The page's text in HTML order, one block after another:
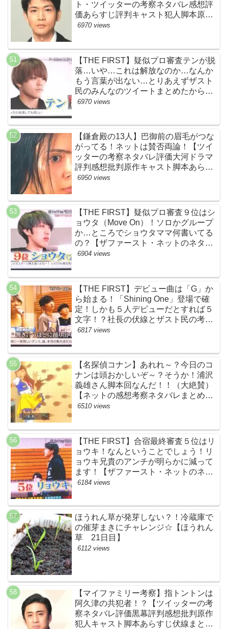
ト・ツイッターの考察ネタバレ感想評
価あらすじ評判キャスト犯人脚本原作
黒幕伏線まとめ・大ちゃん・梨央・加
6970 views
【THE FIRST】疑似プロ審査テンが脱
落…いや…これは解放なのか…なんか
もう言葉が出ない…とりあえずザスト
民のみんなのツイートまとめたから見
て…【ザファースト・ネットのネタバ
6970 views
【鎌倉殿の13人】巴御前の眉毛がつな
がってる！ネットは賛否両論！【ツイ
ッターの考察ネタバレ評価大河ドラマ
評判感想批判原作キャスト脚本あらす
じ伏線まとめ犯人黒幕・秋元才加】
6950 views
【THE FIRST】疑似プロ審査９位はシ
ョウタ（Move On）！ソロかグループ
か…ところでショウタママ何書いてる
の？【ザファースト・ネットのネタバ
レ感想考察まとめ・スッキリ・
6904 views
【THE FIRST】デビュー曲は「G」か
ら始まる！「Shining One」登場で確
定！しかも５人デビューだとすれば５
文字！？社長の伏線とザスト民の考察
すげーよ…鳥肌立ったわ…【シャイニ
BMSG・BE:FIRST・ビーファース
ト】
6817 views
【名探偵コナン】あれれ～？今日のコ
ナンは頭おかしいぞ～？そうか！浦沢
義雄さん脚本回なんだ！！（大絶賛）
【ネットの感想考察ネタバレまとめ・
笑顔を消したアイドル】
6510 views
【THE FIRST】合宿最終審査５位はリ
ョウキ！なんということでしょう！リ
ョウキ兄貴のアンチが明らかに減って
ます！【ザファースト・ネットのネタ
バレ考察まとめ感想・スッキリ・
6184 views
ほうれん草が発芽しない？！冷蔵庫で
の催芽まきにチャレンジ☆【ほうれん
草 21日目】
6112 views
【マイファミリー考察】指トントンは
阿久津の共犯者！？【ツイッターの考
察ネタバレ評価黒幕評判感想批判原作
犯人キャスト脚本あらすじ伏線まと